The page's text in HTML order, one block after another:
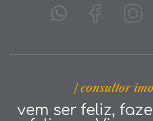
| consultor
vem ser feliz,